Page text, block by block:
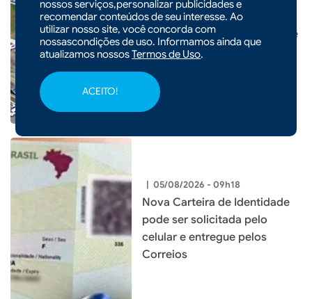
nossos serviços,personalizar publicidades e
recomendar conteúdos de seu interesse. Ao
utilizar nosso site, você concorda com
nossascondições de uso. Informamos ainda que
atualizamos nossosTermos de Uso.
ACEITO!
Prefeitura de Xaxim inaugura
nova Escola Santa Terezinha e
entrega o maior investimento
em educação da história do
município
| 05/08/2026 - 09h18
Nova Carteira de Identidade
pode ser solicitada pelo
celular e entregue pelos
Correios